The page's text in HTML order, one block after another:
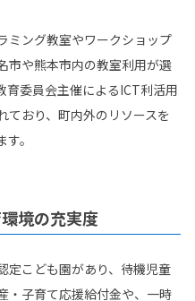
ミング教室やワークショップ
市や熊本市内の教室利用が選
育委員会主催によるICT利活用
ており、町内外のリソースを
。
境の充実度
定こども園があり、待機児童
・子育て応援給付金や、一時